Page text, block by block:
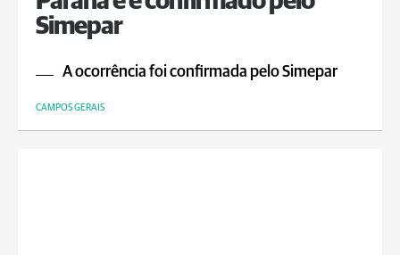
Simepar
A ocorrência foi confirmada pelo Simepar
CAMPOS GERAIS